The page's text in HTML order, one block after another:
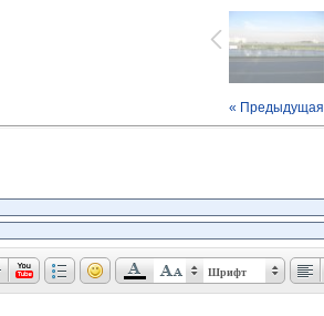
« Предыдущая
Шрифт